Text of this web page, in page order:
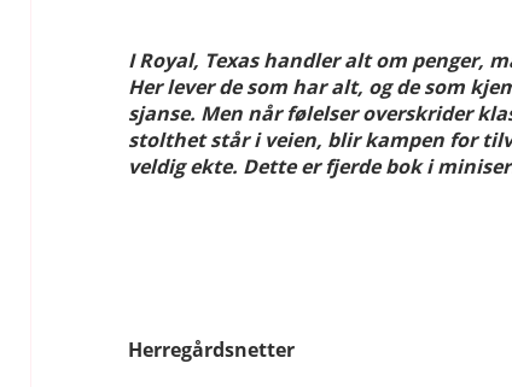
I Royal, Texas handler alt om penger,
Her lever de som har alt, og de som
sjanse. Men når følelser overskrider
stolthet står i veien, blir kampen for
veldig ekte. Dette er fjerde bok i
Herregårdsnetter